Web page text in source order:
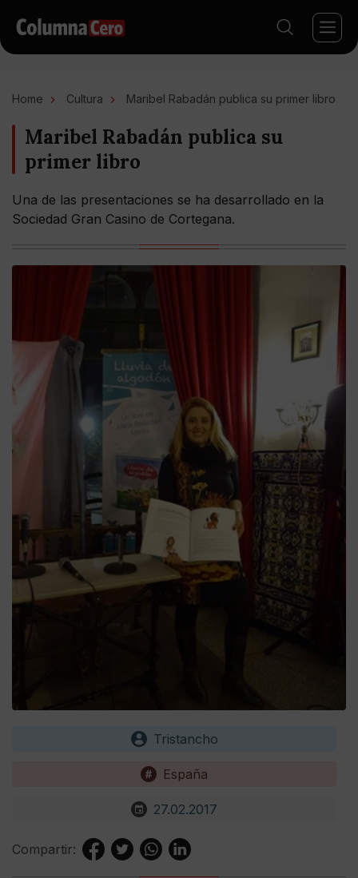
Home Cultura Maribel Rabadán publica su primer libro
Maribel Rabadán publica su
primer libro
Una de las presentaciones se ha desarrollado en la
Sociedad Gran Casino de Cortegana.
Tristancho
España
27.02.2017
Compartir: